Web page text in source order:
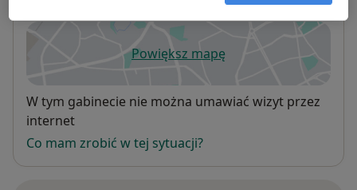
Kędzierzyn-Koźle
Powiększ mapęotwiera się w nowej karcie
Dostępność
W tym gabinecie nie można umawiać wizyt przez
internet
Co mam zrobić w tej sytuacji?